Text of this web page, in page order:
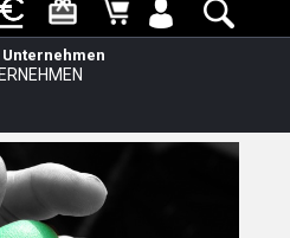
Unternehmen